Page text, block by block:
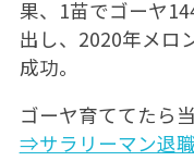
果、1苗でゴーヤ
出し、2020年メロ
成功。
ゴーヤ育ててたら
⇒サラリーマン退